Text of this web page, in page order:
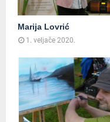
Marija Lovrić
1. veljače 2020.